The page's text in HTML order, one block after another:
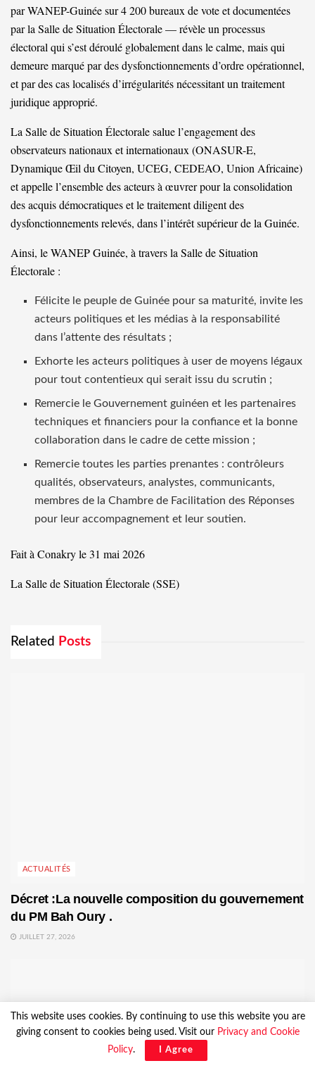
par WANEP-Guinée sur 4 200 bureaux de vote et documentées
par la Salle de Situation Électorale — révèle un processus
électoral qui s’est déroulé globalement dans le calme, mais qui
demeure marqué par des dysfonctionnements d’ordre opérationnel,
et par des cas localisés d’irrégularités nécessitant un traitement
juridique approprié.
La Salle de Situation Électorale salue l’engagement des
observateurs nationaux et internationaux (ONASUR-E,
Dynamique Œil du Citoyen, UCEG, CEDEAO, Union Africaine)
et appelle l’ensemble des acteurs à œuvrer pour la consolidation
des acquis démocratiques et le traitement diligent des
dysfonctionnements relevés, dans l’intérêt supérieur de la Guinée.
Ainsi, le WANEP Guinée, à travers la Salle de Situation
Électorale :
Félicite le peuple de Guinée pour sa maturité, invite les
acteurs politiques et les médias à la responsabilité
dans l’attente des résultats ;
Exhorte les acteurs politiques à user de moyens légaux
pour tout contentieux qui serait issu du scrutin ;
Remercie le Gouvernement guinéen et les partenaires
techniques et financiers pour la confiance et la bonne
collaboration dans le cadre de cette mission ;
Remercie toutes les parties prenantes : contrôleurs
qualités, observateurs, analystes, communicants,
membres de la Chambre de Facilitation des Réponses
pour leur accompagnement et leur soutien.
Fait à Conakry le 31 mai 2026
La Salle de Situation Électorale (SSE)
Related Posts
ACTUALITÉS
Décret :La nouvelle composition du gouvernement
du PM Bah Oury .
JUILLET 27, 2026
This website uses cookies. By continuing to use this website you are
giving consent to cookies being used. Visit our Privacy and Cookie
Policy. I Agree